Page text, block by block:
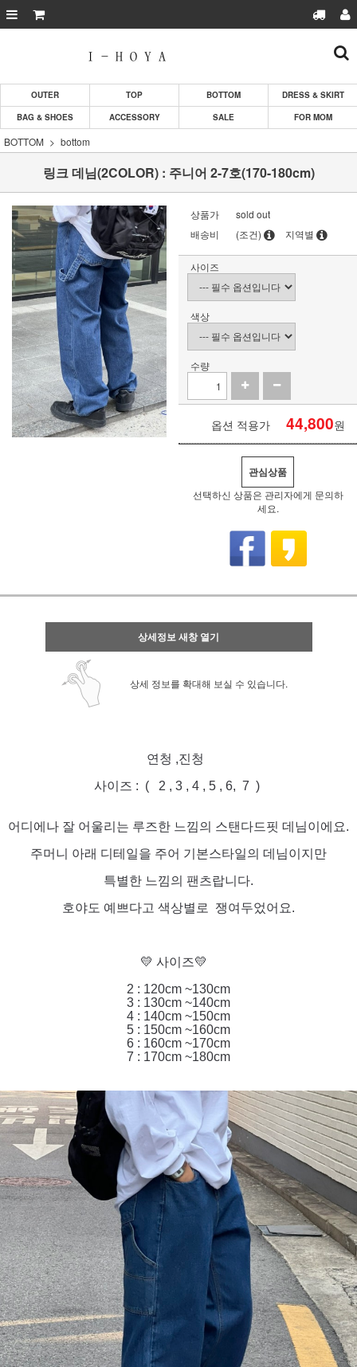
OUTER TOP BOTTOM
DRESS & SKIRT
BAG & SHOES
ACCESSORY SALE FOR MOM
BOTTOM bottom
링크 데님(2COLOR) : 주니어 2-7호(170-180cm)
상품가
sold out
배송비
(조건) 지역별
사이즈
색상
수량
옵션 적용가 44,800원
관심상품
선택하신 상품은 관리자에게 문의하
세요.
상세정보 새창 열기
상세 정보를 확대해 보실 수 있습니다.
연청 ,진청
사이즈 : ( 2 , 3 , 4 , 5 , 6, 7 )
어디에나 잘 어울리는 루즈한 느낌의 스탠다드핏 데님이에요.
주머니 아래 디테일을 주어 기본스타일의 데님이지만
특별한 느낌의 팬츠랍니다.
호야도 예쁘다고 색상별로 쟁여두었어요.
💛 사이즈💛
2 : 120cm ~130cm
3 : 130cm ~140cm
4 : 140cm ~150cm
5 : 150cm ~160cm
6 : 160cm ~170cm
7 : 170cm ~180cm